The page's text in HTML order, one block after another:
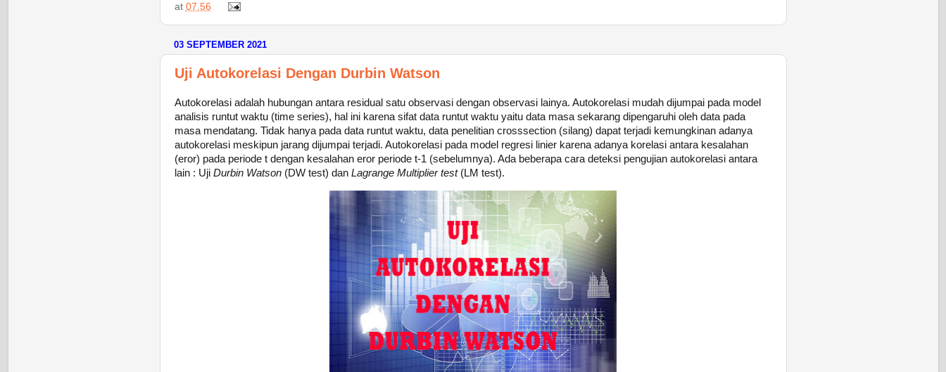
at 07.56
03 SEPTEMBER 2021
Uji Autokorelasi Dengan Durbin Watson
Autokorelasi adalah hubungan antara residual satu observasi dengan observasi lainya. Autokorelasi mudah dijumpai pada model
analisis runtut waktu (time series), hal ini karena sifat data runtut waktu yaitu data masa sekarang dipengaruhi oleh data pada
masa mendatang. Tidak hanya pada data runtut waktu, data penelitian crosssection (silang) dapat terjadi kemungkinan adanya
autokorelasi meskipun jarang dijumpai terjadi. Autokorelasi pada model regresi linier karena adanya korelasi antara kesalahan
(eror) pada periode t dengan kesalahan eror periode t-1 (sebelumnya). Ada beberapa cara deteksi pengujian autokorelasi antara
lain : Uji Durbin Watson(DW test) dan Lagrange Multiplier test(LM test).